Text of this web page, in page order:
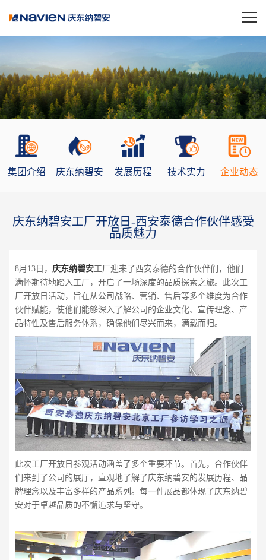
集团介绍 庆东纳碧安 发展历程 技术实力 企业动态
庆东纳碧安工厂开放日-西安泰德合作伙伴感受
品质魅力
8月13日， 庆东纳碧安工厂迎来了西安泰德的合作伙伴们，他们
满怀期待地踏入工厂，开启了一场深度的品质探索之旅。此次工
厂开放日活动，旨在从公司战略、营销、售后等多个维度为合作
伙伴赋能，使他们能够深入了解公司的企业文化、宣传理念、产
品特性及售后服务体系，确保他们尽兴而来，满载而归。
此次工厂开放日参观活动涵盖了多个重要环节。首先，合作伙伴
们来到了公司的展厅，直观地了解了庆东纳碧安的发展历程、品
牌理念以及丰富多样的产品系列。每一件展品都体现了庆东纳碧
安对于卓越品质的不懈追求与坚守。